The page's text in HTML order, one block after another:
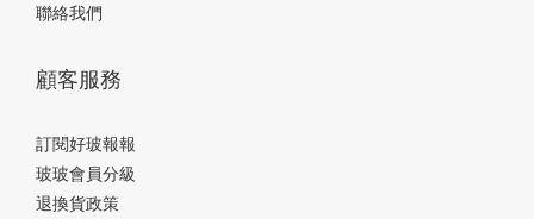
聯絡我們
顧客服務
訂閱好玻報報
玻玻會員分級
退換貨政策